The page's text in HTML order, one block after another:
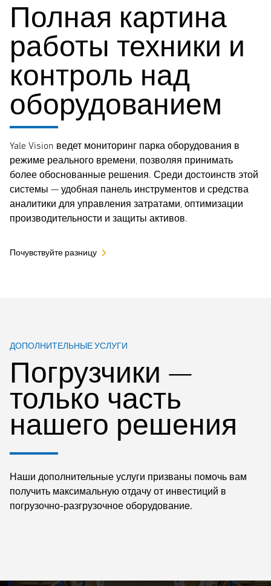
Полная картина
работы техники и
контроль над
оборудованием
Yale Vision ведет мониторинг парка оборудования в
режиме реального времени, позволяя принимать
более обоснованные решения. Среди достоинств этой
системы — удобная панель инструментов и средства
аналитики для управления затратами, оптимизации
производительности и защиты активов.
Почувствуйте разницу
ДОПОЛНИТЕЛЬНЫЕ УСЛУГИ
Погрузчики —
только часть
нашего решения
Наши дополнительные услуги призваны помочь вам
получить максимальную отдачу от инвестиций в
погрузочно-разгрузочное оборудование.